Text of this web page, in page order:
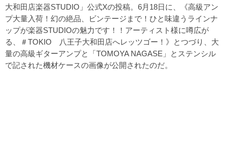
大和田店楽器STUDIO」公式Xの投稿。6月18日に、《高級アン
プ大量入荷！幻の絶品、ビンテージまで！ひと味違うラインナ
ップが楽器STUDIOの魅力です！！アーティスト様に噂広が
る、＃TOKIO 八王子大和田店へレッツゴー！》とつづり、大
量の高級ギターアンプと「TOMOYA NAGASE」とステンシル
で記された機材ケースの画像が公開されたのだ。